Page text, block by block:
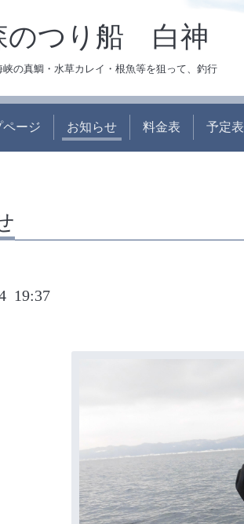
のつり船 白神
峡の真鯛・水草カレイ・根魚等を狙って、釣行
ページ お知らせ 料金表 予定表
19:37